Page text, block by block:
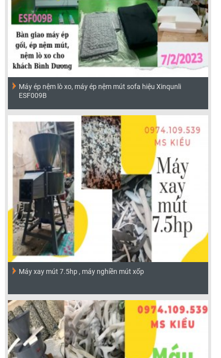
Máy ép nệm lò xo, máy ép nệm mút sofa hiệu Xinqunli
ESF009B
Máy xay mút 7.5hp , máy nghiền mút xốp